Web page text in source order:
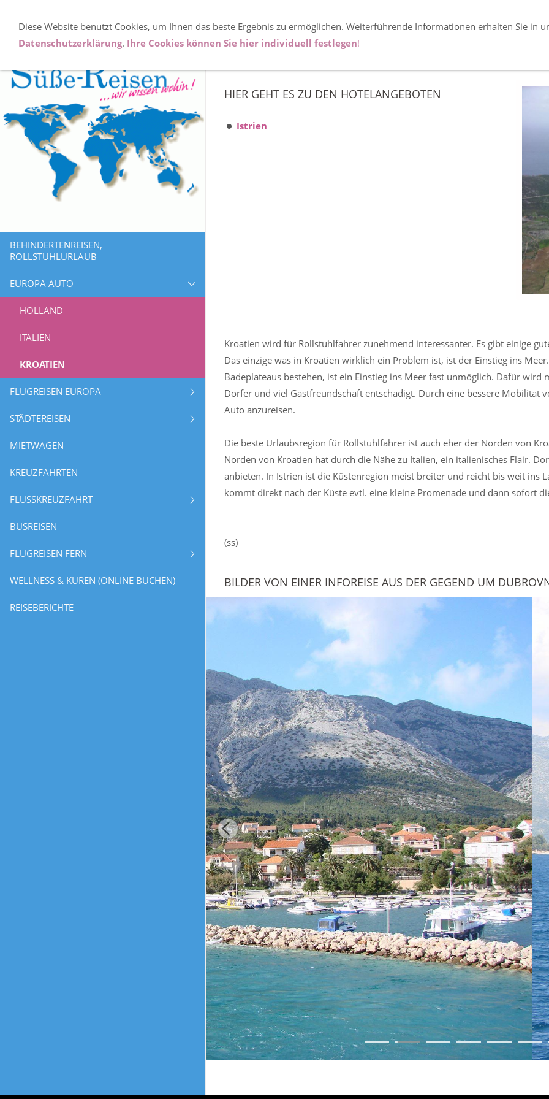
BEHINDERTENREISEN,
ROLLSTUHLURLAUB
EUROPA AUTO
HOLLAND
ITALIEN
KROATIEN
FLUGREISEN EUROPA
STÄDTEREISEN
MIETWAGEN
KREUZFAHRTEN
FLUSSKREUZFAHRT
BUSREISEN
FLUGREISEN FERN
WELLNESS & KUREN (ONLINE BUCHEN)
REISEBERICHTE
Kroatien
HIER GEHT ES ZU DEN HOTELANGEBOTEN
Istrien
Kroatien wird für Rollstuhlfahrer zunehmend interessanter. Es gibt einige
Das einzige was in Kroatien wirklich ein Problem ist, ist der Einstieg ins
Badeplateaus bestehen, ist ein Einstieg ins Meer fast unmöglich. Dafür
Dörfer und viel Gastfreundschaft entschädigt. Durch eine bessere
Auto anzureisen.
Die beste Urlaubsregion für Rollstuhlfahrer ist auch eher der Norden von
Norden von Kroatien hat durch die Nähe zu Italien, ein italienisches Flair.
anbieten. In Istrien ist die Küstenregion meist breiter und reicht bis weit ins
kommt direkt nach der Küste evtl. eine kleine Promenade und dann sofort
(ss)
BILDER VON EINER INFOREISE AUS DER GEGEND UM
Diese Website benutzt Cookies, um Ihnen das beste Ergebnis zu ermöglichen. Weiterführende Informationen erhalten Sie in
Datenschutzerklärung. Ihre Cookies können Sie hier individuell festlegen!